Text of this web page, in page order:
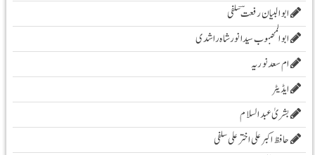
ابوالبیان رفعت ؔسلفی
ابوالمحبوب سیدانورشاہ راشدی
ام سعدنوریہ
ایڈیٹر
بشریٰ عبد السلام
حافظ اکبر علی اخترعلی سلفی